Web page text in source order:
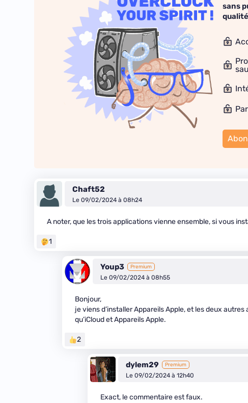
sans
Chaft52
Le 09/02/2024 à 08h24
A noter, que les trois applications vienne ensemble, si vous
1
Youp3 Premium
Le 09/02/2024 à 08h55
Bonjour,
je viens d’installer Appareils Apple, et les deux
qu’iCloud et Appareils Apple.
2
dylem29 Premium
Le 09/02/2024 à 12h40
Exact, le commentaire est faux.